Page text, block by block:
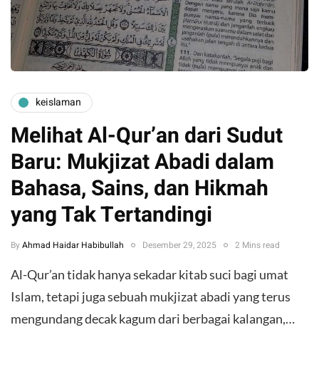
keislaman
Melihat Al-Qur’an dari Sudut
Baru: Mukjizat Abadi dalam
Bahasa, Sains, dan Hikmah
yang Tak Tertandingi
By Ahmad Haidar Habibullah Desember 29, 2025 2 Mins read
Al-Qur’an tidak hanya sekadar kitab suci bagi umat
Islam, tetapi juga sebuah mukjizat abadi yang terus
mengundang decak kagum dari berbagai kalangan,…